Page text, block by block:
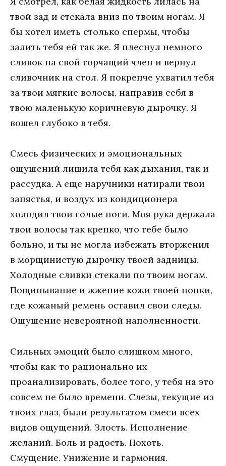
твой зад и стекала вниз по твоим ногам. Я
бы хотел иметь столько спермы, чтобы
залить тебя ей так же. Я плеснул немного
сливок на свой торчащий член и вернул
сливочник на стол. Я покрепче ухватил тебя
за твои мягкие волосы, направив себя в
твою маленькую коричневую дырочку. Я
вошел глубоко в тебя.
Смесь физических и эмоциональных
ощущений лишила тебя как дыхания, так и
рассудка. А еще наручники натирали твои
запястья, и воздух из кондиционера
холодил твои голые ноги. Моя рука держала
твои волосы так крепко, что тебе было
больно, и ты не могла избежать вторжения
в морщинистую дырочку твоей задницы.
Холодные сливки стекали по твоим ногам.
Пощипывание и жжение кожи твоей попки,
где кожаный ремень оставил свои следы.
Ощущение невероятной наполненности.
Сильных эмоций было слишком много,
чтобы как-то рационально их
проанализировать, более того, у тебя на это
совсем не было времени. Слезы, текущие из
твоих глаз, были результатом смеси всех
видов ощущений. Злость. Исполнение
желаний. Боль и радость. Похоть.
Смущение. Унижение и гармония.